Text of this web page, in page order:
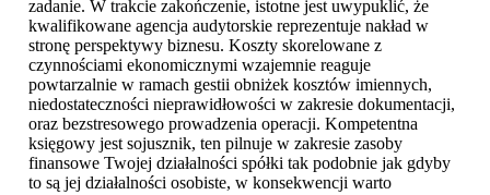
zadanie. W trakcie zakończenie, istotne jest uwypuklić, że
kwalifikowane agencja audytorskie reprezentuje nakład w
stronę perspektywy biznesu. Koszty skorelowane z
czynnościami ekonomicznymi wzajemnie reaguje
powtarzalnie w ramach gestii obniżek kosztów imiennych,
niedostateczności nieprawidłowości w zakresie dokumentacji,
oraz bezstresowego prowadzenia operacji. Kompetentna
księgowy jest sojusznik, ten pilnuje w zakresie zasoby
finansowe Twojej działalności spółki tak podobnie jak gdyby
to są jej działalności osobiste, w konsekwencji warto